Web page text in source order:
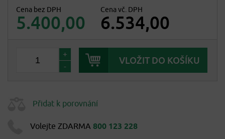
Cena bez DPH
5.400,00
Cena vč. DPH
6.534,00
+
-
Přidat k porovnání
Volejte ZDARMA 800 123 228